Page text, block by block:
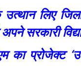
के उत्थान लिए
सरकारी
का प्रोजेक्ट